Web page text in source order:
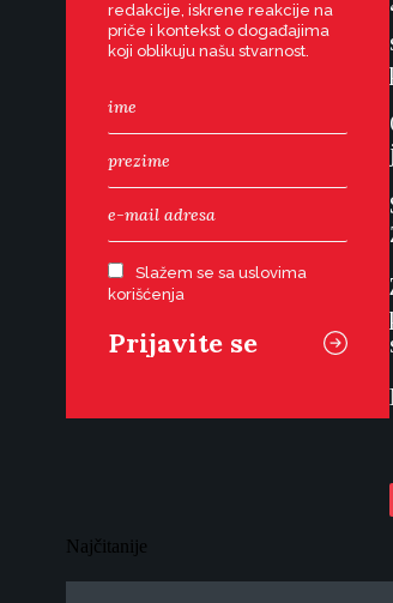
redakcije, iskrene reakcije na
priče i kontekst o događajima
koji oblikuju našu stvarnost.
Slažem se sa uslovima
korišćenja
Najčitanije